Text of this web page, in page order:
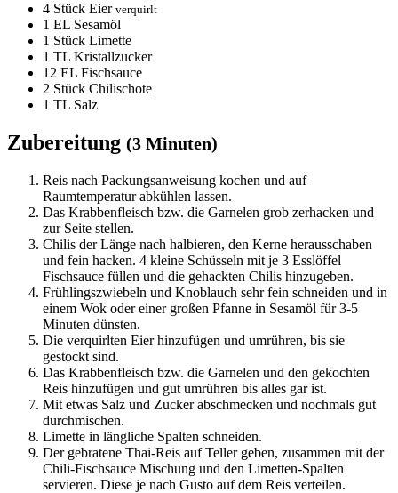
4 Stück Eier verquirlt
1 EL Sesamöl
1 Stück Limette
1 TL Kristallzucker
12 EL Fischsauce
2 Stück Chilischote
1 TL Salz
Zubereitung (3 Minuten)
Reis nach Packungsanweisung kochen und auf
Raumtemperatur abkühlen lassen.
Das Krabbenfleisch bzw. die Garnelen grob zerhacken und
zur Seite stellen.
Chilis der Länge nach halbieren, den Kerne herausschaben
und fein hacken. 4 kleine Schüsseln mit je 3 Esslöffel
Fischsauce füllen und die gehackten Chilis hinzugeben.
Frühlingszwiebeln und Knoblauch sehr fein schneiden und in
einem Wok oder einer großen Pfanne in Sesamöl für 3-5
Minuten dünsten.
Die verquirlten Eier hinzufügen und umrühren, bis sie
gestockt sind.
Das Krabbenfleisch bzw. die Garnelen und den gekochten
Reis hinzufügen und gut umrühren bis alles gar ist.
Mit etwas Salz und Zucker abschmecken und nochmals gut
durchmischen.
Limette in längliche Spalten schneiden.
Der gebratene Thai-Reis auf Teller geben, zusammen mit der
Chili-Fischsauce Mischung und den Limetten-Spalten
servieren. Diese je nach Gusto auf dem Reis verteilen.